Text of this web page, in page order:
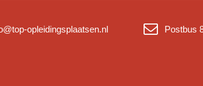
opleidingsplaatsen.nl Postbus